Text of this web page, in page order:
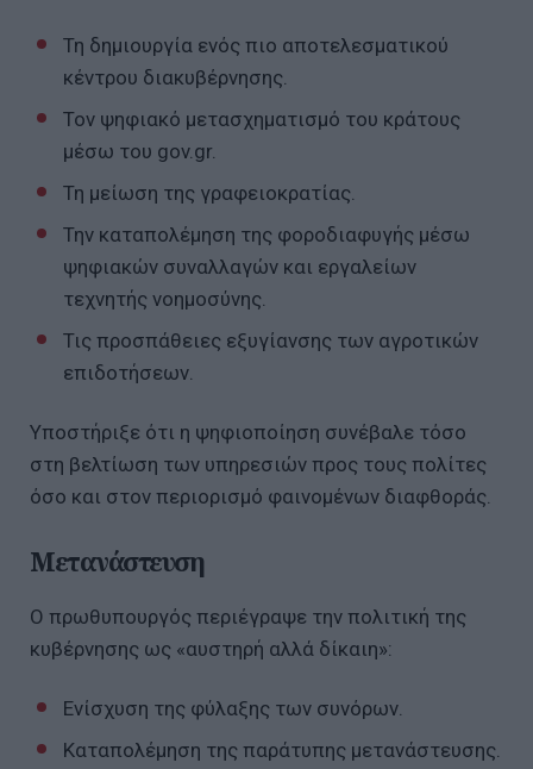
Τη δημιουργία ενός πιο αποτελεσματικού
κέντρου διακυβέρνησης.
Τον ψηφιακό μετασχηματισμό του κράτους
μέσω του gov.gr.
Τη μείωση της γραφειοκρατίας.
Την καταπολέμηση της φοροδιαφυγής μέσω
ψηφιακών συναλλαγών και εργαλείων
τεχνητής νοημοσύνης.
Τις προσπάθειες εξυγίανσης των αγροτικών
επιδοτήσεων.
Υποστήριξε ότι η ψηφιοποίηση συνέβαλε τόσο
στη βελτίωση των υπηρεσιών προς τους πολίτες
όσο και στον περιορισμό φαινομένων διαφθοράς.
Μετανάστευση
Ο πρωθυπουργός περιέγραψε την πολιτική της
κυβέρνησης ως «αυστηρή αλλά δίκαιη»:
Ενίσχυση της φύλαξης των συνόρων.
Καταπολέμηση της παράτυπης μετανάστευσης.